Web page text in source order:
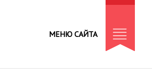
МЕНЮ САЙТА